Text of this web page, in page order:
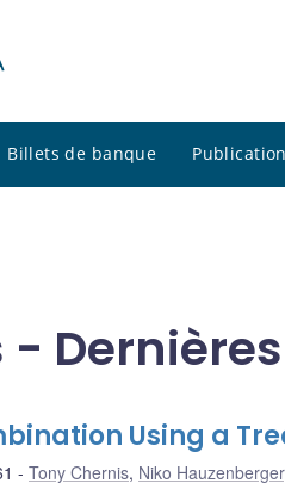
Billets de banque
-
Using a
Tony Chernis, Niko Hauzenberger